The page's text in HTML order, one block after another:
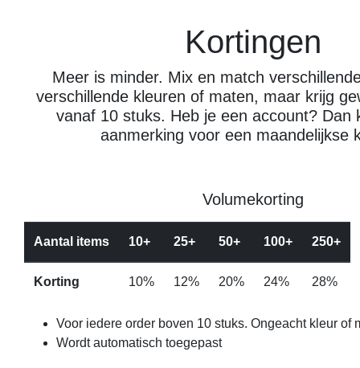
Kortingen
Meer is minder. Mix en match
verschillende kleuren of maten, maar krijg
vanaf 10 stuks. Heb je een account? Dan
aanmerking voor een maandelijkse
Volumekorting
Aantal items 10+ 25+ 50+ 100+ 250+
Korting 10% 12% 20% 24% 28%
Voor iedere order boven 10 stuks. Ongeacht kleur of
Wordt automatisch toegepast